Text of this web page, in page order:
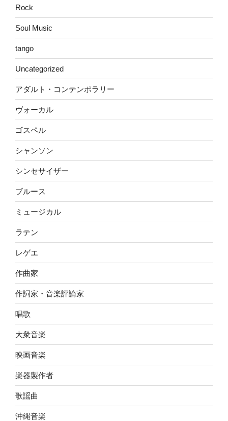
Rock
Soul Music
tango
Uncategorized
アダルト・コンテンポラリー
ヴォーカル
ゴスペル
シャンソン
シンセサイザー
ブルース
ミュージカル
ラテン
レゲエ
作曲家
作詞家・音楽評論家
唱歌
大衆音楽
映画音楽
楽器製作者
歌謡曲
沖縄音楽